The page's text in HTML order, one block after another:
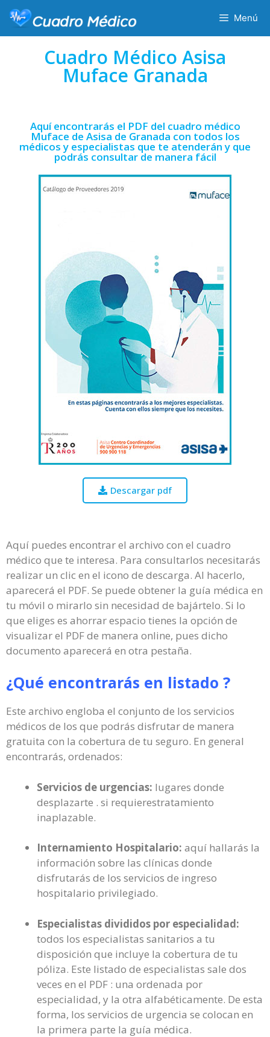
Menú
Cuadro Médico Asisa
Muface Granada
Aquí encontrarás el PDF del cuadro médico
Muface de Asisa de Granada con todos los
médicos y especialistas que te atenderán y que
podrás consultar de manera fácil
Descargar pdf
Aquí puedes encontrar el archivo con el cuadro
médico que te interesa. Para consultarlos necesitarás
realizar un clic en el icono de descarga. Al hacerlo,
aparecerá el PDF. Se puede obtener la guía médica en
tu móvil o mirarlo sin necesidad de bajártelo. Si lo
que eliges es ahorrar espacio tienes la opción de
visualizar el PDF de manera online, pues dicho
documento aparecerá en otra pestaña.
¿Qué encontrarás en listado ?
Este archivo engloba el conjunto de los servicios
médicos de los que podrás disfrutar de manera
gratuita con la cobertura de tu seguro. En general
encontrarás, ordenados:
Servicios de urgencias: lugares donde
desplazarte . si requierestratamiento
inaplazable.
Internamiento Hospitalario: aquí hallarás la
información sobre las clínicas donde
disfrutarás de los servicios de ingreso
hospitalario privilegiado.
Especialistas divididos por especialidad:
todos los especialistas sanitarios a tu
disposición que incluye la cobertura de tu
póliza. Este listado de especialistas sale dos
veces en el PDF : una ordenada por
especialidad, y la otra alfabéticamente. De esta
forma, los servicios de urgencia se colocan en
la primera parte la guía médica.